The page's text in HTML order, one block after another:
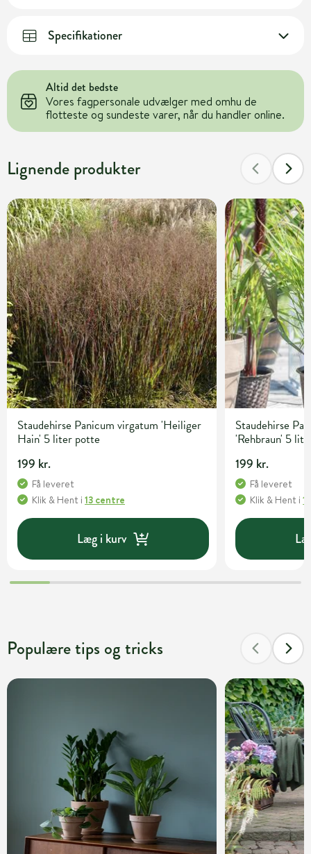
Specifikationer
Altid det bedste
Vores fagpersonale udvælger med omhu de
flotteste og sundeste varer, når du handler online.
Lignende produkter
Staudehirse Panicum virgatum 'Heiliger
Hain' 5 liter potte
199 kr.
Få leveret
Klik & Hent i 13 centre
Læg i kurv
Staudehirse
'Rehbraun' 5
199 kr.
Få leveret
Klik & Hent i
Populære tips og tricks